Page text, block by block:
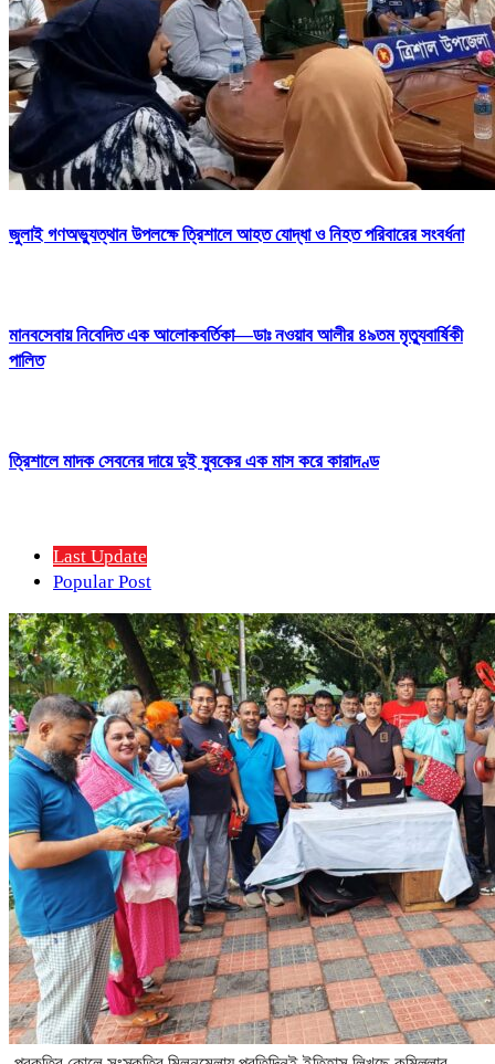
জুলাই গণঅভ্যুত্থান উপলক্ষে ত্রিশালে আহত যোদ্ধা ও নিহত পরিবারের সংবর্ধনা
মানবসেবায় নিবেদিত এক আলোকবর্তিকা—ডাঃ নওয়াব আলীর ৪৯তম মৃত্যুবার্ষিকী
পালিত
ত্রিশালে মাদক সেবনের দায়ে দুই যুবকের এক মাস করে কারাদণ্ড
Last Update
Popular Post